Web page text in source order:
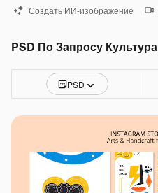
Создать ИИ-изображение
PSD По Запросу Культура
PSD